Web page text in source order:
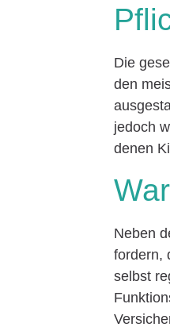
Die
den
jedoch
denen
Neben
fordern,
selbst